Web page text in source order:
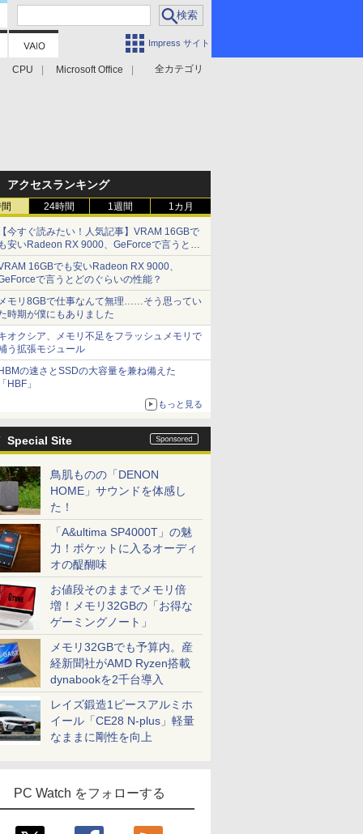
Impress サイト
全カテゴリ
CPU Microsoft Office
アクセスランキング
24時間 1週間 1カ月
今すぐ読みたい！人気記事】VRAM 16GBで
安いRadeon RX 9000、GeForceで言うとど
ぐらいの性能？ - PC Watch
16GBでも安いRadeon RX 9000、
で言うとどのぐらいの性能？
モリ8GBで仕事なんて無理……そう思ってい
時期が僕にもありました
オクシア、メモリ不足をフラッシュメモリで
う拡張モジュール
の速さとSSDの大容量を兼ね備えた
HBF」
もっと見る
Special Site
鳥肌ものの「DENON
HOME」サウンドを体感し
た！
「A&ultima SP4000T」の魅
力！ポケットに入るオーディ
オの醍醐味
お値段そのままでメモリ倍
増！メモリ32GBの「お得な
ゲーミングノート」
メモリ32GBでも予算内。産
経新聞社がAMD Ryzen搭載
dynabookを2千台導入
レイズ鍛造1ピースアルミホ
イール「CE28 N-plus」軽量
なままに剛性を向上
PC Watch をフォローする